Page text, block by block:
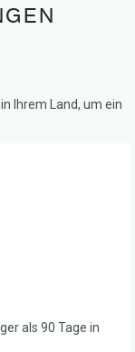
Ihrem Land, um ein
als 90 Tage in